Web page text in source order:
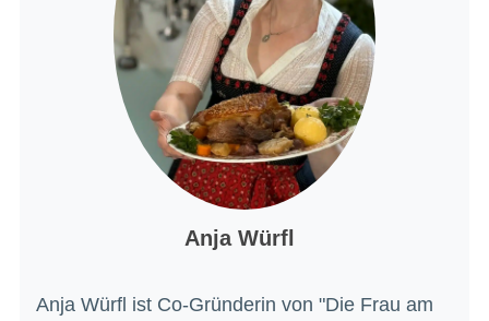
Anja Würfl
Anja Würfl ist Co-Gründerin von "Die Frau am